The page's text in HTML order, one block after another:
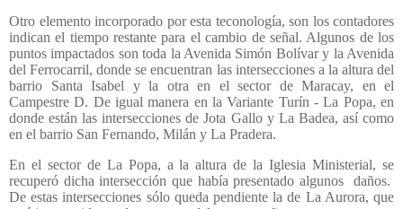
Otro elemento incorporado por esta teconología, son los contadores
indican el tiempo restante para el cambio de señal. Algunos de los
puntos impactados son toda la Avenida Simón Bolívar y la Avenida
del Ferrocarril, donde se encuentran las intersecciones a la altura del
barrio Santa Isabel y la otra en el sector de Maracay, en el
Campestre D. De igual manera en la Variante Turín - La Popa, en
donde están las intersecciones de Jota Gallo y La Badea, así como
en el barrio San Fernando, Milán y La Pradera.
En el sector de La Popa, a la altura de la Iglesia Ministerial, se
recuperó dicha intersección que había presentado algunos
daños.
De estas intersecciones sólo queda pendiente la de La Aurora, que